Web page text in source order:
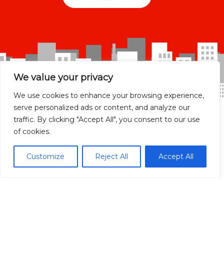
We value your privacy
We use cookies to enhance your browsing experience,
serve personalized ads or content, and analyze our
traffic. By clicking "Accept All", you consent to our use
of cookies.
Customize Reject All Accept All
Madrid localidades